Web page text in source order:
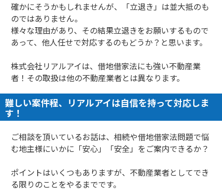
確かにそうかもしれませんが、「立退き」は並大抵のも
のではありません。
様々な理由があり、その結果立退きをお願いするもので
あって、他人任せで対応するのもどうか？と思います。
株式会社リアルアイは、借地借家法にも強い不動産業
者！その取扱は他の不動産業者とは異なります。
難しい案件程、リアルアイは自信を持って対応しま
す！
ご相談を頂いているお話は、相続や借地借家法問題で悩
む地主様にいかに「安心」「安全」をご案内できるか？
ポイントはいくつもありますが、不動産業者としてでき
る限りのことをやるまでです。